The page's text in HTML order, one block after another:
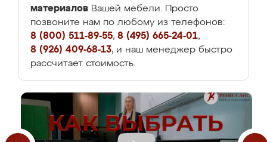
материалов Вашей мебели. Просто
позвоните нам по любому из телефонов:
8 (800) 511-89-55, 8 (495) 665-24-01,
8 (926) 409-68-13, и наш менеджер быстро
рассчитает стоимость.